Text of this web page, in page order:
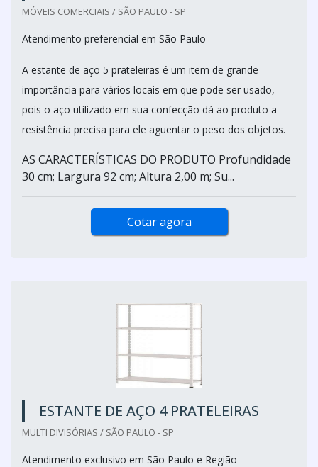
MÓVEIS COMERCIAIS / SÃO PAULO - SP
Atendimento preferencial em São Paulo
A estante de aço 5 prateleiras é um item de grande
importância para vários locais em que pode ser usado,
pois o aço utilizado em sua confecção dá ao produto a
resistência precisa para ele aguentar o peso dos objetos.
AS CARACTERÍSTICAS DO PRODUTO Profundidade
30 cm; Largura 92 cm; Altura 2,00 m; Su...
Cotar agora
ESTANTE DE AÇO 4 PRATELEIRAS
MULTI DIVISÓRIAS / SÃO PAULO - SP
Atendimento exclusivo em São Paulo e Região